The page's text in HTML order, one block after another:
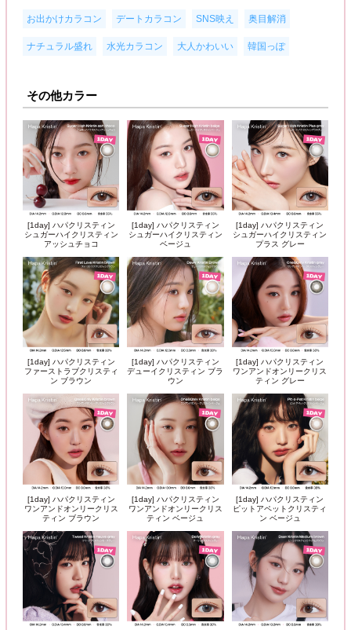
お出かけカラコン デートカラコン SNS映え 奥目解消
ナチュラル盛れ 水光カラコン 大人かわいい 韓国っぽ
その他カラー
[1day] ハパクリスティン
シュガーハイクリスティン
アッシュチョコ
[1day] ハパクリスティン
シュガーハイクリスティン
ベージュ
[1day] ハパクリスティン
シュガーハイクリスティン
プラス グレー
[1day] ハパクリスティン
ファーストラブクリスティ
ン ブラウン
[1day] ハパクリスティン
デューイクリスティン ブラ
ウン
[1day] ハパクリスティン
ワンアンドオンリークリス
ティン グレー
[1day] ハパクリスティン
ワンアンドオンリークリス
ティン ブラウン
[1day] ハパクリスティン
ワンアンドオンリークリス
ティン ベージュ
[1day] ハパクリスティン
ピットアペットクリスティ
ン ベージュ